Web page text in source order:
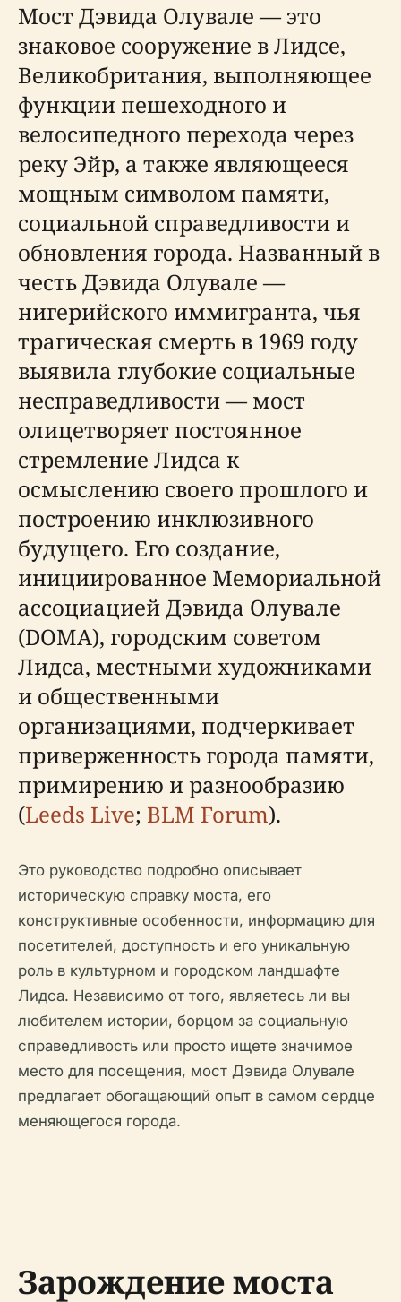
Мост Дэвида Олувале — это
знаковое сооружение в Лидсе,
Великобритания, выполняющее
функции пешеходного и
велосипедного перехода через
реку Эйр, а также являющееся
мощным символом памяти,
социальной справедливости и
обновления города. Названный в
честь Дэвида Олувале —
нигерийского иммигранта, чья
трагическая смерть в 1969 году
выявила глубокие социальные
несправедливости — мост
олицетворяет постоянное
стремление Лидса к
осмыслению своего прошлого и
построению инклюзивного
будущего. Его создание,
инициированное Мемориальной
ассоциацией Дэвида Олувале
(DOMA), городским советом
Лидса, местными художниками
и общественными
организациями, подчеркивает
приверженность города памяти,
примирению и разнообразию
(Leeds Live; BLM Forum).
Это руководство подробно описывает
историческую справку моста, его
конструктивные особенности, информацию для
посетителей, доступность и его уникальную
роль в культурном и городском ландшафте
Лидса. Независимо от того, являетесь ли вы
любителем истории, борцом за социальную
справедливость или просто ищете значимое
место для посещения, мост Дэвида Олувале
предлагает обогащающий опыт в самом сердце
меняющегося города.
Зарождение моста